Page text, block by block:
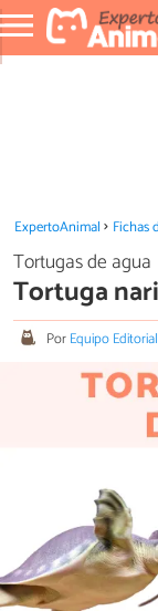
ExpertoAnimal Fichas
Tortugas de agua
Tortuga
PorEquipo